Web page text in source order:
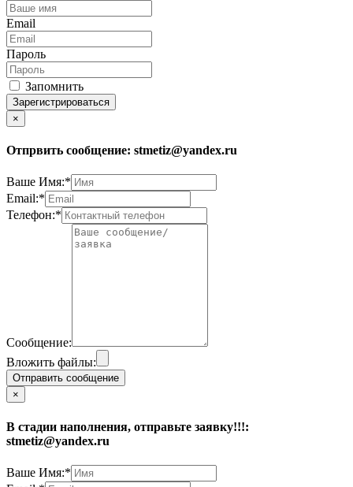
Email
Пароль
Запомнить
Зарегистрироваться
×
Отпрвить сообщение: stmetiz@yandex.ru
Ваше Имя:*
Email:*
Телефон:*
Сообщение:
Вложить файлы:
Отправить сообщение
×
В стадии наполнения, отправьте заявку!!!:
stmetiz@yandex.ru
Ваше Имя:*